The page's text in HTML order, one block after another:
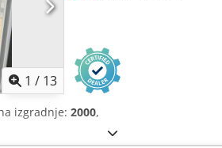
1 / 13
izgradnje: 2000,